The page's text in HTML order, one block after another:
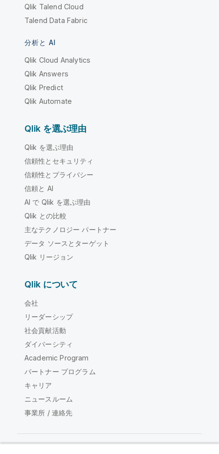
Qlik Talend Cloud
Talend Data Fabric
分析と AI
Qlik Cloud Analytics
Qlik Answers
Qlik Predict
Qlik Automate
Qlik を選ぶ理由
Qlik を選ぶ理由
信頼性とセキュリティ
信頼性とプライバシー
信頼と AI
AI で Qlik を選ぶ理由
Qlik との比較
主なテクノロジー パートナー
データ ソースとターゲット
Qlik リージョン
Qlik について
会社
リーダーシップ
社会貢献活動
ダイバーシティ
Academic Program
パートナー プログラム
キャリア
ニュースルーム
事業所 / 連絡先